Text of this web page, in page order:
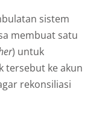
sistem
membuat satu
) untuk
tersebut ke akun
rekonsiliasi